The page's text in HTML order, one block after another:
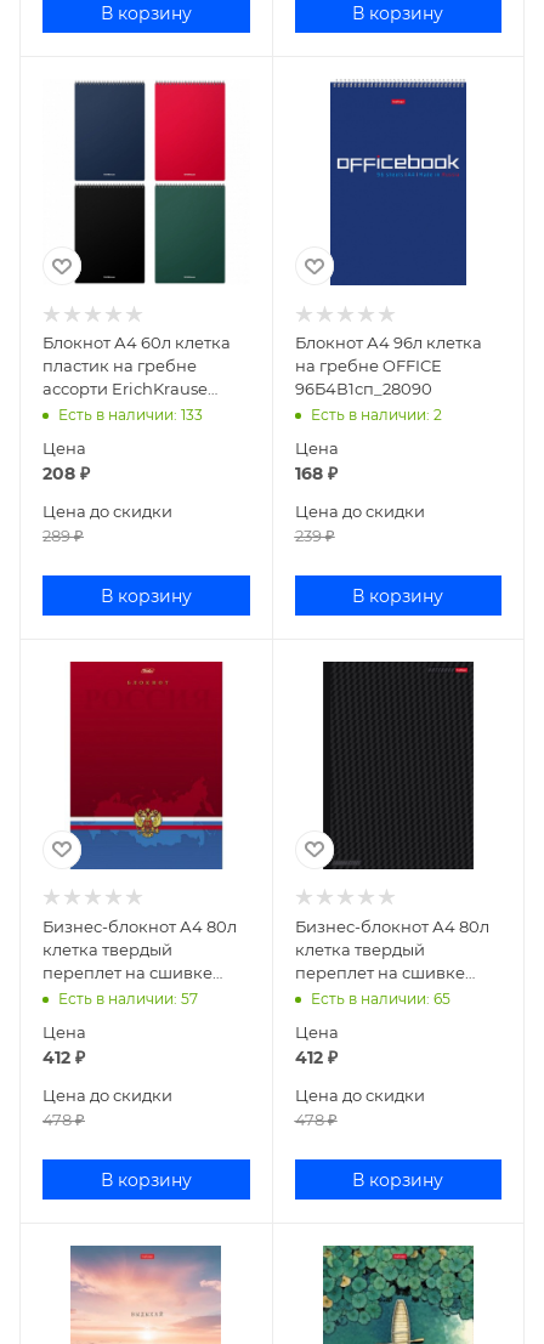
В корзину В корзину
Блокнот А4 60л клетка
пластик на гребне
ассорти ErichKrause
Classic 49676
Есть в наличии: 133
Цена
208 ₽
Цена до скидки
289₽
В корзину
Блокнот А4 96л клетка
на гребне OFFICE
96Б4В1сп_28090
Есть в наличии: 2
Цена
168₽
Цена до скидки
239₽
В корзину
Бизнес-блокнот А4 80л
клетка твердый
переплет на сшивке
Россия 80ББ4влВ1_14358
Есть в наличии: 57
Цена
412 ₽
Цена до скидки
478₽
В корзину
Бизнес-блокнот А4 80л
клетка твердый
переплет на сшивке
CarbonStyle
Есть в наличии: 65
Цена
412₽
Цена до скидки
478₽
В корзину